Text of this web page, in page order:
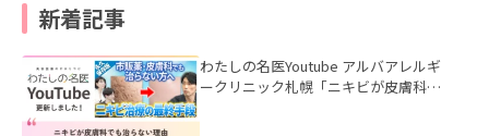
新着記事
わたしの名医Youtube アルバアレルギ
ークリニック札幌「ニキビが皮膚科で